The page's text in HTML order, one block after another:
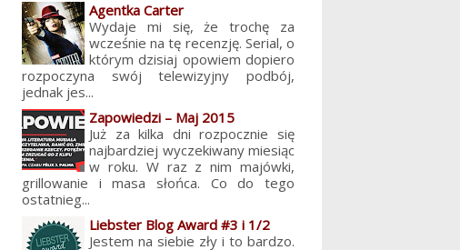
Agentka Carter
Wydaje mi się, że trochę za
wcześnie na tę recenzję. Serial, o
którym dzisiaj opowiem dopiero
rozpoczyna swój telewizyjny podbój,
jednak jes...
Zapowiedzi – Maj 2015
Już za kilka dni rozpocznie się
najbardziej wyczekiwany miesiąc
w roku. W raz z nim majówki,
grillowanie i masa słońca. Co do tego
ostatnieg...
Liebster Blog Award #3 i 1/2
Jestem na siebie zły i to bardzo.